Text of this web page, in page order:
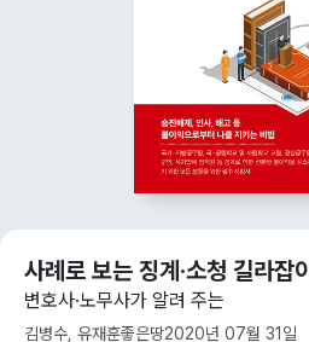
사례로 보는 징계·소청 길라잡이
변호사·노무사가 알려 주는
김병수, 유재훈좋은땅2020년 07월 31일